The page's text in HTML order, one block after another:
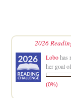
2026
Lobohas
her goal
(0%)